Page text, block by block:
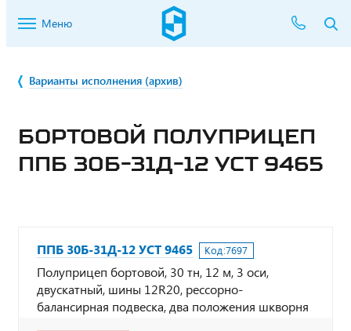
Меню
Варианты исполнения (архив)
БОРТОВОЙ ПОЛУПРИЦЕП
ППБ 30Б-31Д-12 УСТ 9465
ППБ 30Б-31Д-12 УСТ 9465 Код:7697
Полуприцеп бортовой, 30 тн, 12 м, 3 оси,
двускатный, шины 12R20, рессорно-
балансирная подвеска, два положения шкворня